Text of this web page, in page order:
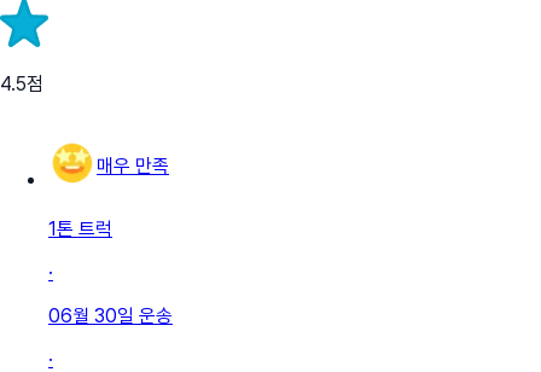
4.5점
매우 만족
1톤 트럭
·
06월 30일 운송
·